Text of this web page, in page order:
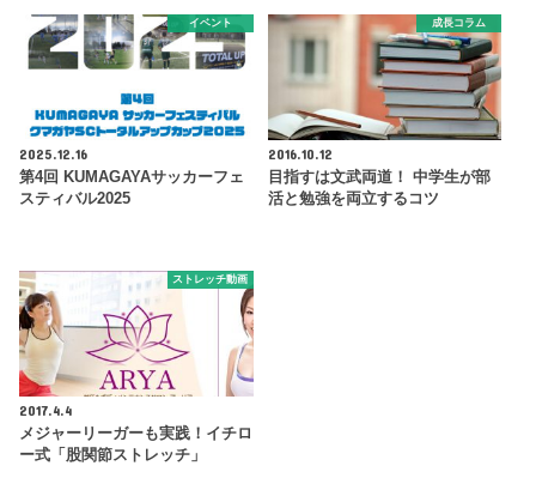
イベント
2025.12.16
第4回 KUMAGAYAサッカーフェ
スティバル2025
成長コラム
2016.10.12
目指すは文武両道！ 中学生が部
活と勉強を両立するコツ
ストレッチ動画
2017.4.4
メジャーリーガーも実践！イチロ
ー式「股関節ストレッチ」